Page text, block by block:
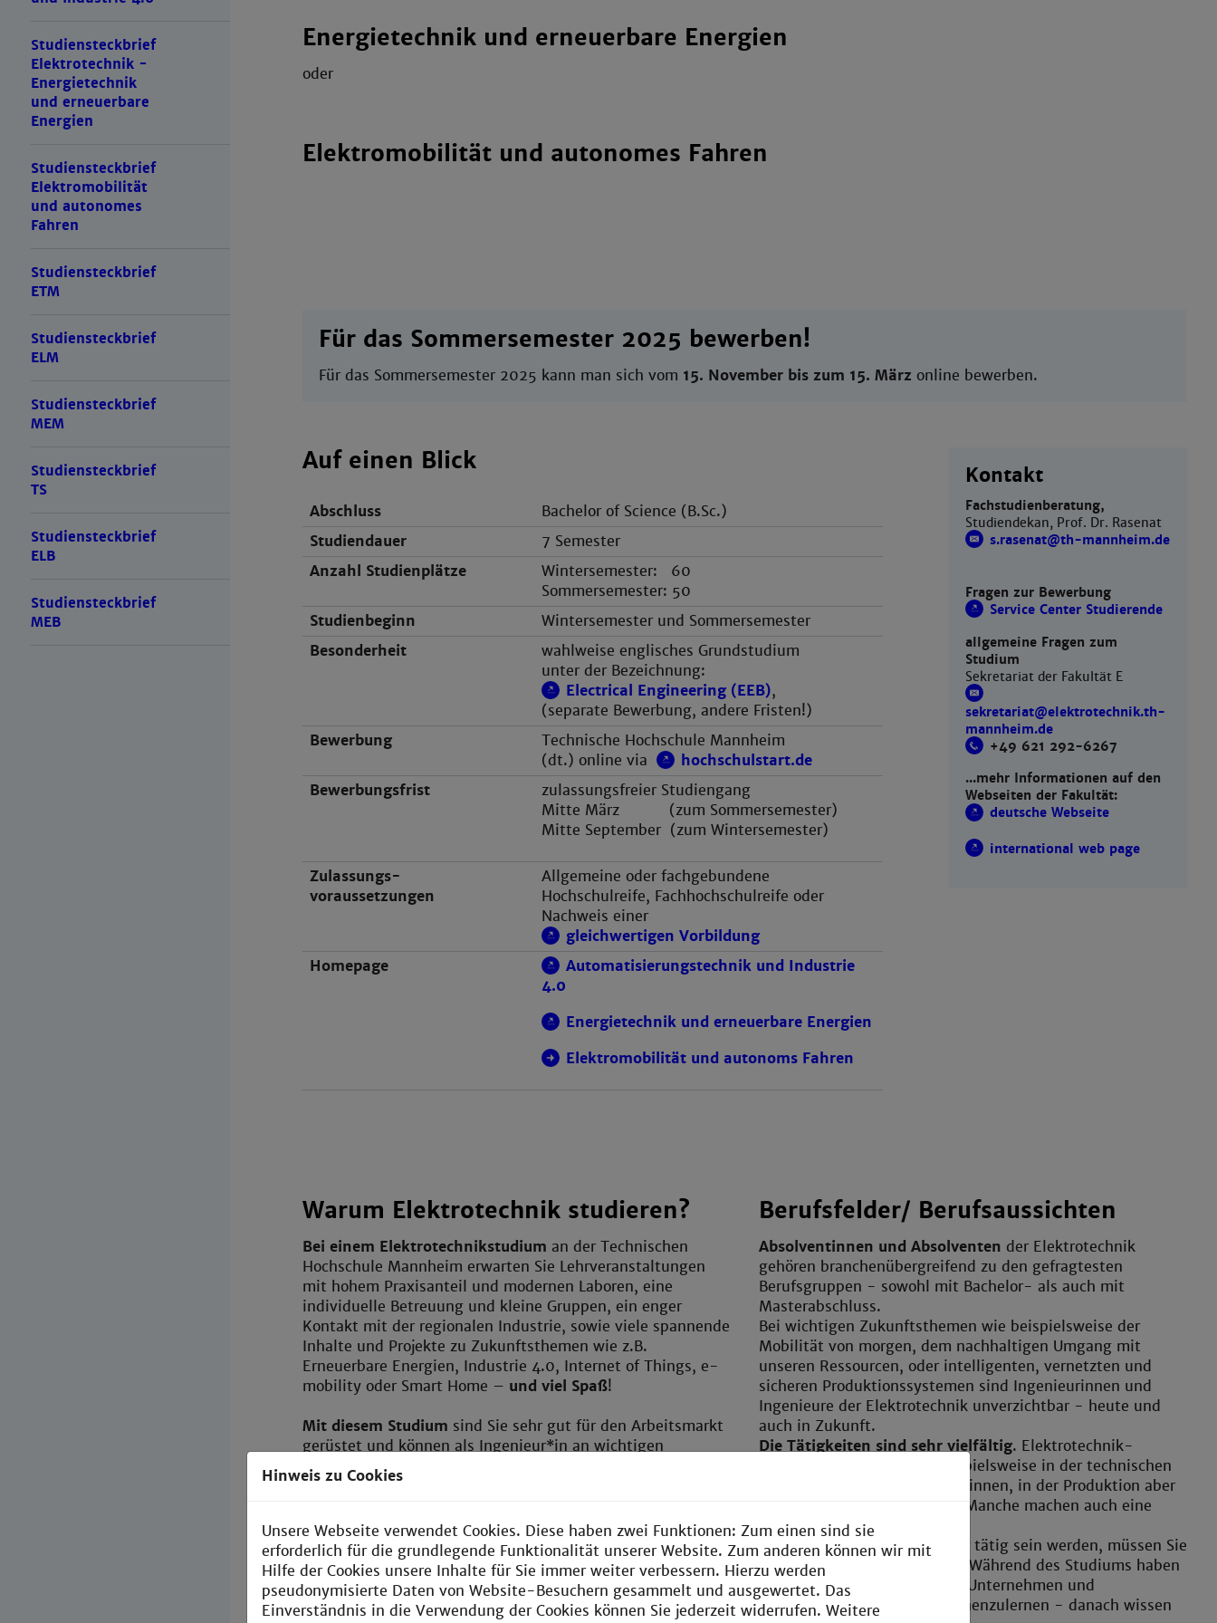
Studiensteckbrief
Elektrotechnik -
Energietechnik
und erneuerbare
Energien
Studiensteckbrief
Elektromobilität
und autonomes
Fahren
Studiensteckbrief
ETM
Studiensteckbrief
ELM
Studiensteckbrief
MEM
Studiensteckbrief
TS
Studiensteckbrief
ELB
Studiensteckbrief
MEB
Energietechnik und erneuerbare Energien
oder
Elektromobilität und autonomes Fahren
Für das Sommersemester 2025 bewerben!
Für das Sommersemester 2025 kann man sich vom 15. November bis zum 15. März online bewerben.
Auf einen Blick
Abschluss
Bachelor of Science (B.Sc.)
Studiendauer
7 Semester
Anzahl Studienplätze
Wintersemester: 60
Sommersemester: 50
Studienbeginn
Wintersemester und Sommersemester
Besonderheit
wahlweise englisches Grundstudium
unter der Bezeichnung:
Electrical Engineering (EEB),
(separate Bewerbung, andere Fristen!)
Bewerbung
Technische Hochschule Mannheim
(dt.) online via
hochschulstart.de
Bewerbungsfrist
zulassungsfreier Studiengang
Mitte März (zum Sommersemester)
Mitte September (zum Wintersemester)
Zulassungs-
voraussetzungen
Allgemeine oder fachgebundene
Hochschulreife, Fachhochschulreife oder
Nachweis einer
gleichwertigen Vorbildung
Homepage
Automatisierungstechnik und Industrie
4.0
Energietechnik und erneuerbare Energien
Elektromobilität und autonoms Fahren
Kontakt
Fachstudienberatung,
Studiendekan, Prof. Dr. Rasenat
s.rasenat@th-mannheim.de
Fragen zur Bewerbung
Service Center Studierende
allgemeine Fragen zum
Studium
Sekretariat der Fakultät E
sekretariat@ elektrotechnik.th-
mannheim.de
+49 621 292-6267
...mehr Informationen auf den
Webseiten der Fakultät:
deutsche Webseite
international web page
Warum Elektrotechnik studieren?
Bei einem Elektrotechnikstudium an der Technischen
Hochschule Mannheim erwarten Sie Lehrveranstaltungen
mit hohem Praxisanteil und modernen Laboren, eine
individuelle Betreuung und kleine Gruppen, ein enger
Kontakt mit der regionalen Industrie, sowie viele spannende
Inhalte und Projekte zu Zukunftsthemen wie z.B.
Erneuerbare Energien, Industrie 4.0, Internet of Things, e-
mobility oder Smart Home – und viel Spaß!
Mit diesem Studium sind Sie sehr gut für den Arbeitsmarkt
gerüstet und können als Ingenieur*in an wichtigen
technischen Zukunftsthemen mitarbeiten. Die Perspektive
und Bezahlung von Elektrotechnik-Ingenieur*innen sind
Berufsfelder/ Berufsaussichten
Absolventinnen und Absolventen der Elektrotechnik
gehören branchenübergreifend zu den gefragtesten
Berufsgruppen - sowohl mit Bachelor- als auch mit
Masterabschluss.
Bei wichtigen Zukunftsthemen wie beispielsweise der
Mobilität von morgen, dem nachhaltigen Umgang mit
unseren Ressourcen, oder intelligenten, vernetzten und
sicheren Produktionssystemen sind Ingenieurinnen und
Ingenieure der Elektrotechnik unverzichtbar - heute und
auch in Zukunft.
Die Tätigkeiten sind sehr vielfältig. Elektrotechnik-
Ingenieur*innen werden beispielsweise in der technischen
Entwicklung, als Pojektleiter*innen, in der Produktion aber
auch im Vertrieb eingesetzt. Manche machen auch eine
Managementkarriere.
In welchem Bereich Sie später tätig sein werden, müssen Sie
jetzt noch nicht entscheiden. Während des Studiums haben
Sie die Gelegenheit, mehrere Unternehmen und
Tätigkeitsfelder intensiv kennenzulernen - danach wissen
Hinweis zu Cookies
Unsere Webseite verwendet Cookies. Diese haben zwei Funktionen: Zum einen sind sie
erforderlich für die grundlegende Funktionalität unserer Website. Zum anderen können wir mit
Hilfe der Cookies unsere Inhalte für Sie immer weiter verbessern. Hierzu werden
pseudonymisierte Daten von Website-Besuchern gesammelt und ausgewertet. Das
Einverständnis in die Verwendung der Cookies können Sie jederzeit widerrufen. Weitere